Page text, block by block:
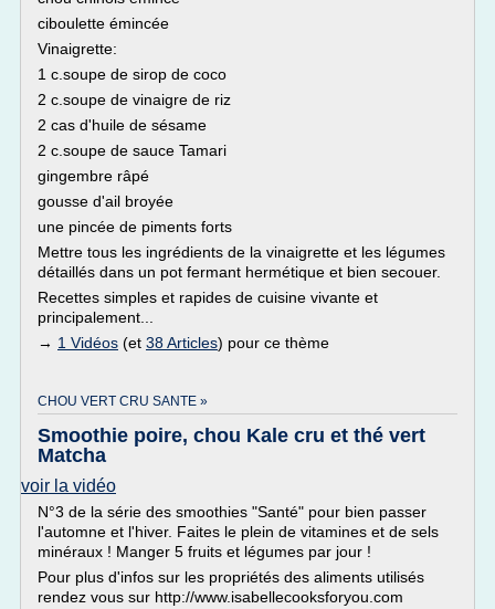
ciboulette émincée
Vinaigrette:
1 c.soupe de sirop de coco
2 c.soupe de vinaigre de riz
2 cas d'huile de sésame
2 c.soupe de sauce Tamari
gingembre râpé
gousse d'ail broyée
une pincée de piments forts
Mettre tous les ingrédients de la vinaigrette et les légumes
détaillés dans un pot fermant hermétique et bien secouer.
Recettes simples et rapides de cuisine vivante et
principalement...
→ 1 Vidéos (et 38 Articles) pour ce thème
CHOU VERT CRU SANTE »
Smoothie poire, chou Kale cru et thé vert
Matcha
voir la vidéo
N°3 de la série des smoothies "Santé" pour bien passer
l'automne et l'hiver. Faites le plein de vitamines et de sels
minéraux ! Manger 5 fruits et légumes par jour !
Pour plus d'infos sur les propriétés des aliments utilisés
rendez vous sur http://www.isabellecooksforyou.com